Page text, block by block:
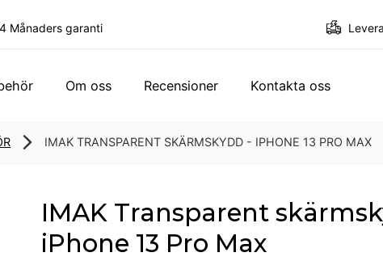
Månaders garanti
Om oss Recensioner Kontakta oss
IMAK TRANSPARENT SKÄRMSKYDD - IPHONE 13 PRO MAX
IMAK Transparent
iPhone 13 Pro Max